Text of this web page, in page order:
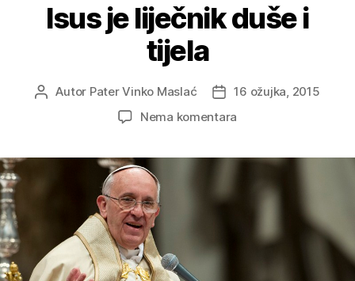
Isus je liječnik duše i
tijela
AutorAutor Pater Vinko Maslać
Datum
16 ožujka, 2015
Nema komentara
liječnik